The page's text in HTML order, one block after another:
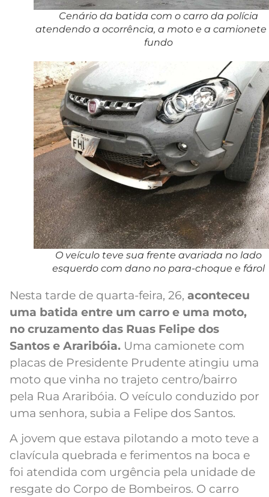
Cenário da batida com o carro da polícia
atendendo a ocorrência, a moto e a camionete
fundo
O veículo teve sua frente avariada no lado
esquerdo com dano no para-choque e fárol
Nesta tarde de quarta-feira, 26, aconteceu
uma batida entre um carro e uma moto,
no cruzamento das Ruas Felipe dos
Santos e Araribóia. Uma camionete com
placas de Presidente Prudente atingiu uma
moto que vinha no trajeto centro/bairro
pela Rua Araribóia. O veículo conduzido por
uma senhora, subia a Felipe dos Santos.
A jovem que estava pilotando a moto teve a
clavícula quebrada e ferimentos na boca e
foi atendida com urgência pela unidade de
resgate do Corpo de Bombeiros. O carro